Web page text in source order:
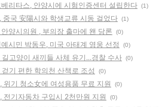
리타스, 안양시에 시험인증센터 설립한다 (1)
국 安陽시와 학생교류 시동 걸었다 (1)
양시의원 , 부의장 출마에 왠 당론 (0)
시민 박동우, 미국 아태계 영웅 선정 (0)
고양이 새끼들 사체 유기...경찰 수사 (0)
기 편한 학의천 산책로 조성 (0)
기 청소女에 여성용품 무료 지원 (0)
기자동차 구입시 2천만원 지원 (0)